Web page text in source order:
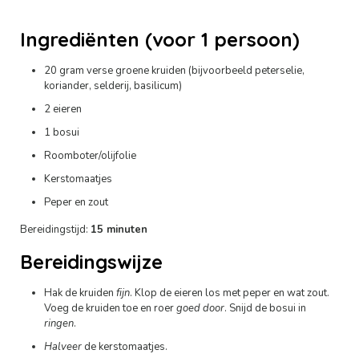
Ingrediënten (voor 1 persoon)
20 gram verse groene kruiden (bijvoorbeeld peterselie,
koriander, selderij, basilicum)
2 eieren
1 bosui
Roomboter/olijfolie
Kerstomaatjes
Peper en zout
Bereidingstijd: 15 minuten
Bereidingswijze
Hak de kruiden fijn. Klop de eieren los met peper en wat zout.
Voeg de kruiden toe en roergoed door. Snijd de bosui in
ringen.
Halveer de kerstomaatjes.